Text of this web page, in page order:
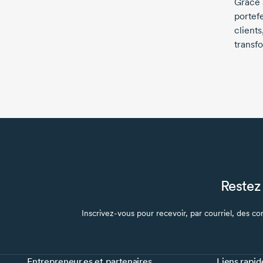
Grâce
Inscrivez-vous pour recevoir, par courriel, des